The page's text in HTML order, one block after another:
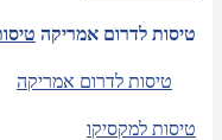
טיסות לדרום אמריקה
טיסות לדרום אמריקה
טיסות למקסיקו